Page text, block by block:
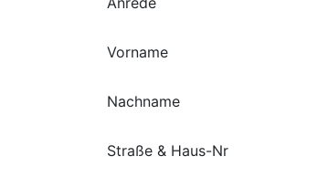
Vorname
Nachname
Straße & Haus-Nr